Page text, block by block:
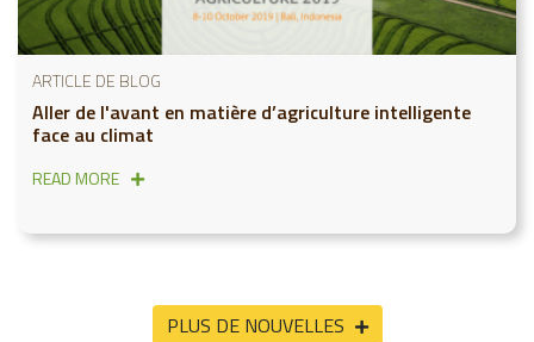
ARTICLE DE BLOG
Aller de l'avant en matière d’agriculture intelligente
face au climat
READ MORE
PLUS DE NOUVELLES